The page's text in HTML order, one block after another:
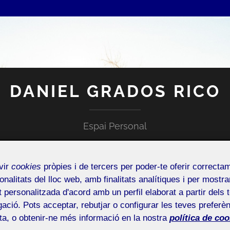
DANIEL GRADOS RICO
Espai Personal
D’INCIDÈNCIES O SUGGERIMENTS
cookies pròpies i de tercers per poder-te oferir
del lloc web, amb finalitats analítiques i per
personalitzada d'acord amb un perfil elaborat a partir dels
Pots acceptar, rebutjar o configurar les teves
o obtenir-ne més informació en la nostra política de